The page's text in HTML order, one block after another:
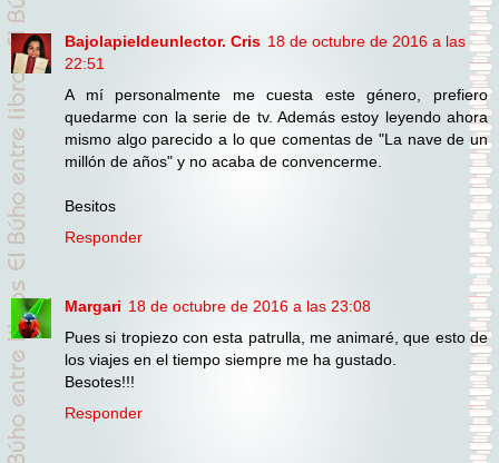
Bajolapieldeunlector. Cris 18 de octubre de 2016 a las
22:51
A mí personalmente me cuesta este género, prefiero
quedarme con la serie de tv. Además estoy leyendo ahora
mismo algo parecido a lo que comentas de "La nave de un
millón de años" y no acaba de convencerme.
Besitos
Responder
Margari 18 de octubre de 2016 a las 23:08
Pues si tropiezo con esta patrulla, me animaré, que esto de
los viajes en el tiempo siempre me ha gustado.
Besotes!!!
Responder